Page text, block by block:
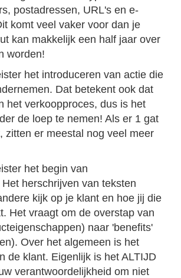
postadressen, URL's en e-
komt veel vaker voor dan je
kan makkelijk een half jaar over
worden!
het introduceren van actie die
Dat betekent ook dat
het verkoopproces, dus is het
de loep te nemen! Als er 1 gat
zitten er meestal nog veel meer
het begin van
herschrijven van teksten
kijk op je klant en hoe jij die
Het vraagt om de overstap van
naar 'benefits'
Over het algemeen is het
de klant. Eigenlijk is het ALTIJD
verantwoordelijkheid om niet